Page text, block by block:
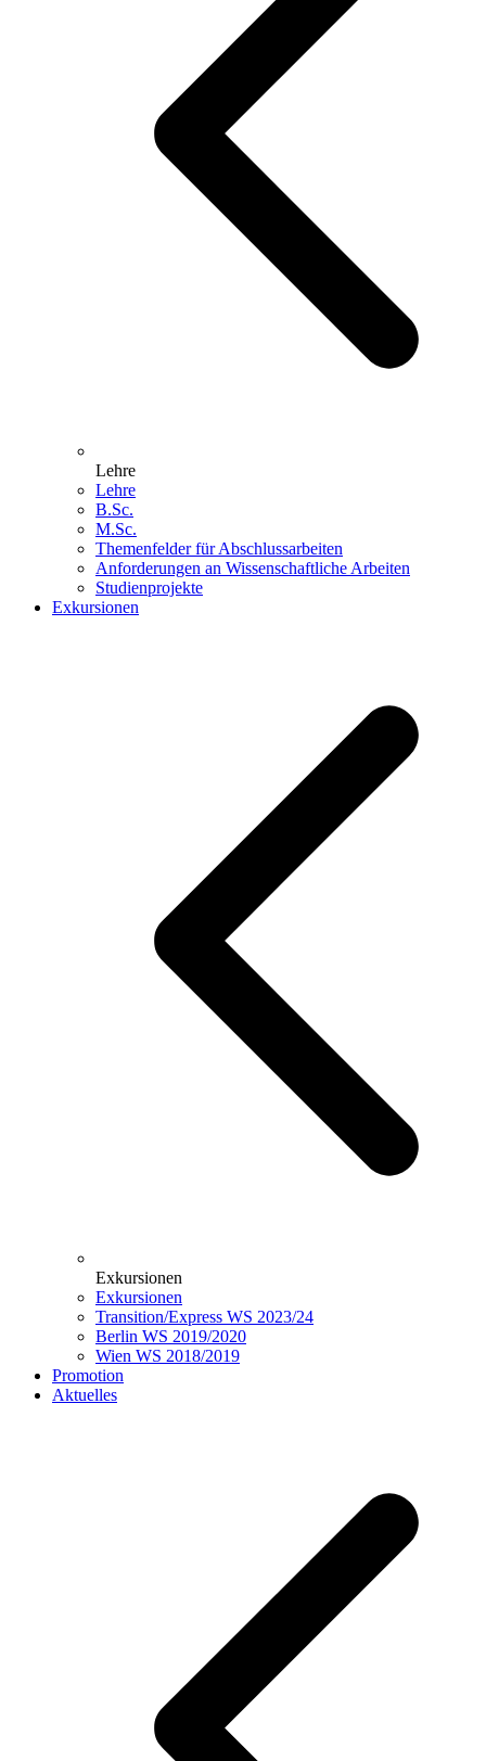
Lehre
Lehre
B.Sc.
M.Sc.
Themenfelder für Abschlussarbeiten
Anforderungen an Wissenschaftliche Arbeiten
Studienprojekte
Exkursionen
Exkursionen
Exkursionen
Transition/Express WS 2023/24
Berlin WS 2019/2020
Wien WS 2018/2019
Promotion
Aktuelles